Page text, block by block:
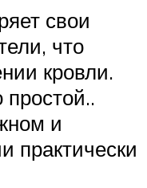
свои
что
кровли.
и
практически